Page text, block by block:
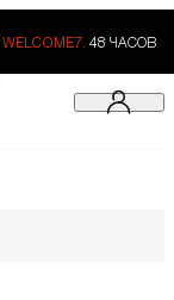
WELCOME7. 48 ЧАСОВ